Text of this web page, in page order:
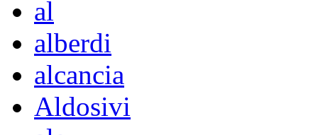
al
alberdi
alcancia
Aldosivi